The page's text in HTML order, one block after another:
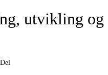
utvikling og
Del